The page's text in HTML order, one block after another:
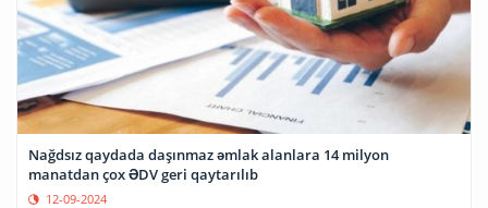
Nağdsız qaydada daşınmaz əmlak alanlara 14 milyon
manatdan çox ƏDV geri qaytarılıb
12-09-2024